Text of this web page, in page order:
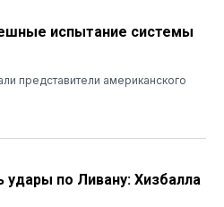
испытание системы
представители американского
по Ливану: Хизбалла